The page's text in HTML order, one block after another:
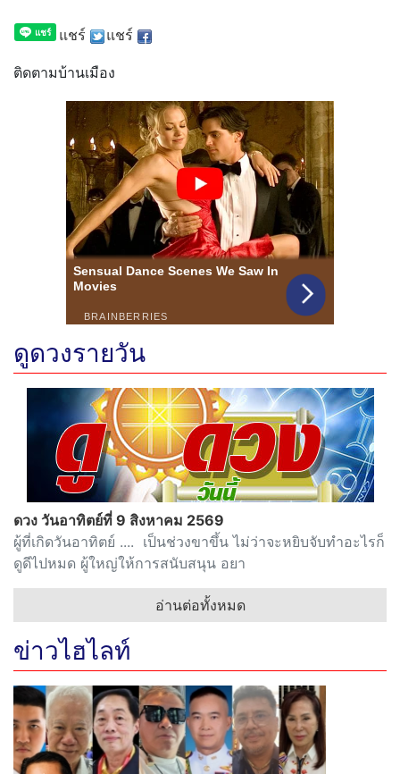
แชร์ แชร์
ติดตามบ้านเมือง
ดูดวงรายวัน
ดวง วันอาทิตย์ที่ 9 สิงหาคม 2569
ผู้ที่เกิดวันอาทิตย์ .... เป็นช่วงขาขึ้น ไม่ว่าจะหยิบจับทำอะไรก็
ดูดีไปหมด ผู้ใหญ่ให้การสนับสนุน อยา
อ่านต่อทั้งหมด
ข่าวไฮไลท์